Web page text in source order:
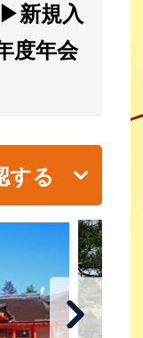
▶新規入
度年会
する